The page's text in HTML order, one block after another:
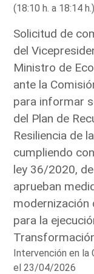
(18:10 h. a 18:14
Solicitud de
del
Ministro de
ante la
para informar
del Plan de
Resiliencia de
cumpliendo
ley 36/2020,
aprueban
modernización
para la
Intervención en la
el 23/04/2026